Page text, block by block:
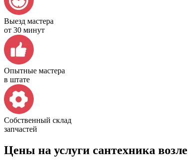
Выезд мастера
от 30 минут
Опытные мастера
в штате
Собственный склад
запчастей
Цены на услуги сантехника